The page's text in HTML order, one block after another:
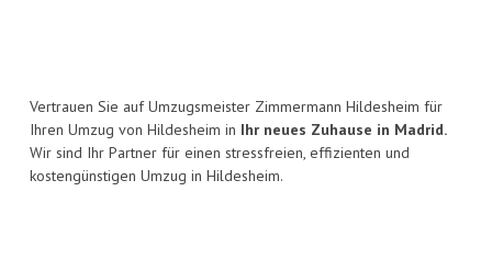
Vertrauen Sie auf Umzugsmeister Zimmermann Hildesheim für
Ihren Umzug von Hildesheim in Ihr neues Zuhause in Madrid.
Wir sind Ihr Partner für einen stressfreien, effizienten und
kostengünstigen Umzug in Hildesheim.